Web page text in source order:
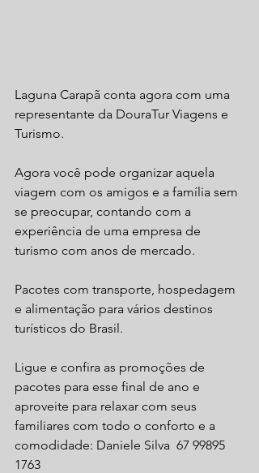
Laguna Carapã conta agora com uma
representante da DouraTur Viagens e
Turismo.
Agora você pode organizar aquela
viagem com os amigos e a família sem
se preocupar, contando com a
experiência de uma empresa de
turismo com anos de mercado.
Pacotes com transporte, hospedagem
e alimentação para vários destinos
turísticos do Brasil.
Ligue e confira as promoções de
pacotes para esse final de ano e
aproveite para relaxar com seus
familiares com todo o conforto e a
comodidade: Daniele Silva  67 99895
1763